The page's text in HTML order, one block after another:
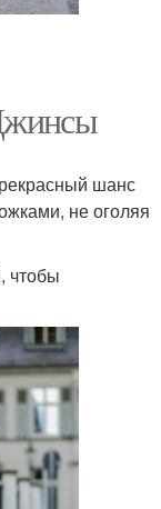
шанс
не оголяя
чтобы